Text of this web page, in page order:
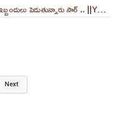
వైసీపీ నాయకులు మా భూమి విషయంలో ఇబ్బందులు పెడుతున్నారు సార్ .. ||YES 9TV
Next